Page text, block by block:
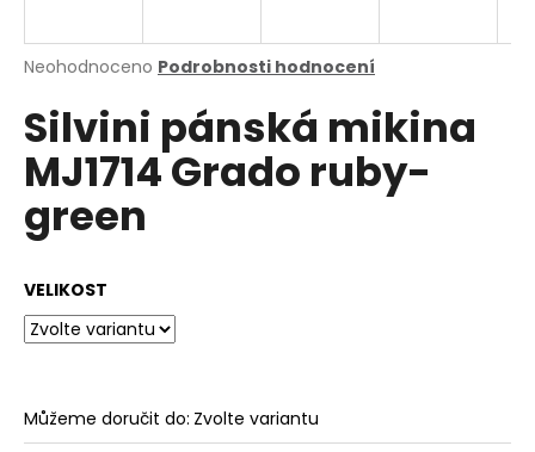
Průměrné
produktu
je
0,0
5
hvězdiček.
Neohodnoceno Podrobnosti hodnocení
Silvini pánská mikina
MJ1714 Grado ruby-
green
VELIKOST
Můžeme doručit do: Zvolte variantu
j
t
?
o
p